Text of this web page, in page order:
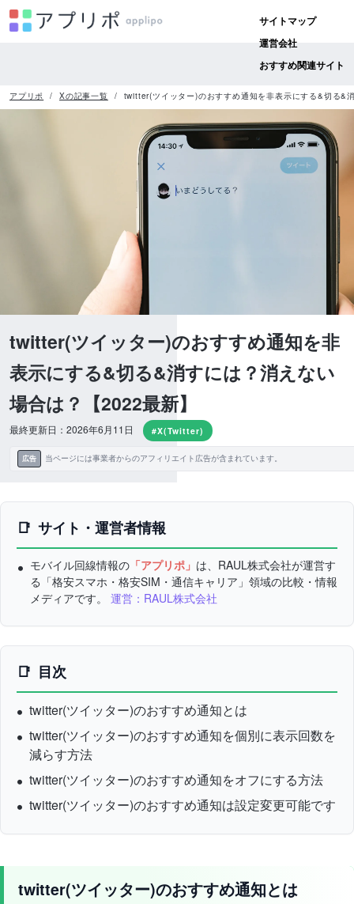
サイトマップ
運営会社
おすすめ関連サイト
アプリポ Xの記事一覧 twitter(ツイッター)のおすすめ通知を非表示にする&切る&
twitter(ツイッター)のおすすめ通知を非
表示にする&切る&消すには？消えない
場合は？【2022最新】
最終更新日：2026年6月11日 #X(Twitter)
広告 当ページには事業者からのアフィリエイト広告が含まれています。
サイト・運営者情報
モバイル回線情報の 「アプリポ」 は、RAUL株式会社が運営す
る「格安スマホ・格安SIM・通信キャリア」領域の比較・情報
メディアです。 運営：RAUL株式会社
目次
twitter(ツイッター)のおすすめ通知とは
twitter(ツイッター)のおすすめ通知を個別に表示回数を
減らす方法
twitter(ツイッター)のおすすめ通知をオフにする方法
twitter(ツイッター)のおすすめ通知は設定変更可能です
twitter(ツイッター)のおすすめ通知とは